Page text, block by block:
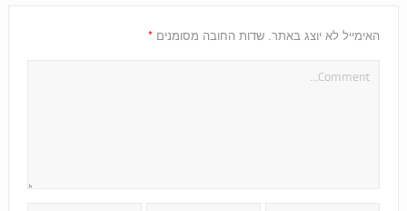
האימייל לא יוצג באתר. שדות החובה מסומנים *